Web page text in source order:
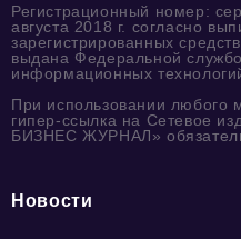
Регистрационный номер:
августа 2018 г. согласно
зарегистрированных
выдана Федеральной
информационных
При использовании любого
гипер-ссылка на Сетевое
БИЗНЕС ЖУРНАЛ»
Новости